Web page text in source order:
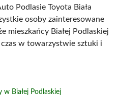
Podlasie Toyota Biała
osoby zainteresowane
mieszkańcy Białej Podlaskiej
w towarzystwie sztuki i
Białej Podlaskiej